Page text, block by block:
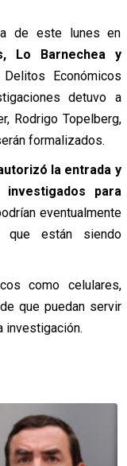
de este lunes en
Lo Barnechea y
Económicos
detuvo a
Rodrigo Topelberg,
formalizados.
la entrada y
para
eventualmente
que están siendo
como celulares,
que puedan servir
investigación.